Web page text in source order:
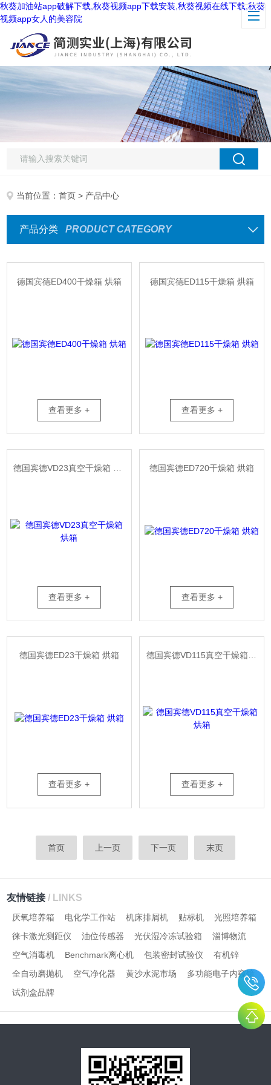
秋葵加油站app破解下载,秋葵视频app下载安装,秋葵视频在线下载,秋葵
视频app女人的美容院
当前位置：首页 > 产品中心
产品分类 PRODUCT CATEGORY
德国宾德ED400干燥箱 烘箱
查看更多 +
德国宾德ED115干燥箱 烘箱
查看更多 +
德国宾德VD23真空干燥箱 烘箱
查看更多 +
德国宾德ED720干燥箱 烘箱
查看更多 +
德国宾德ED23干燥箱 烘箱
查看更多 +
德国宾德VD115真空干燥箱 烘箱
查看更多 +
首页 上一页 下一页 末页
友情链接/ LINKS
厌氧培养箱 电化学工作站 机床排屑机 贴标机
光照培养箱
徕卡激光测距仪
油位传感器 光伏湿冷冻试验箱
淄博物流
空气消毒机
Benchmark离心机 包装密封试验仪
有机锌
全自动磨抛机
空气净化器 黄沙水泥市场
多功能电子内窥镜
试剂盒品牌